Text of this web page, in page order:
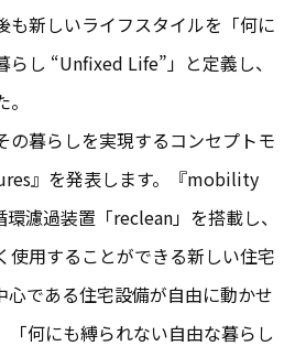
も新しいライフスタイルを「何に
らし “Unfixed Life”」と定義し、
暮らしを実現するコンセプトモ
』を発表します。『mobility
濾過装置「reclean」を搭載し、
使用することができる新しい住宅
心である住宅設備が自由に動かせ
「何にも縛られない自由な暮らし